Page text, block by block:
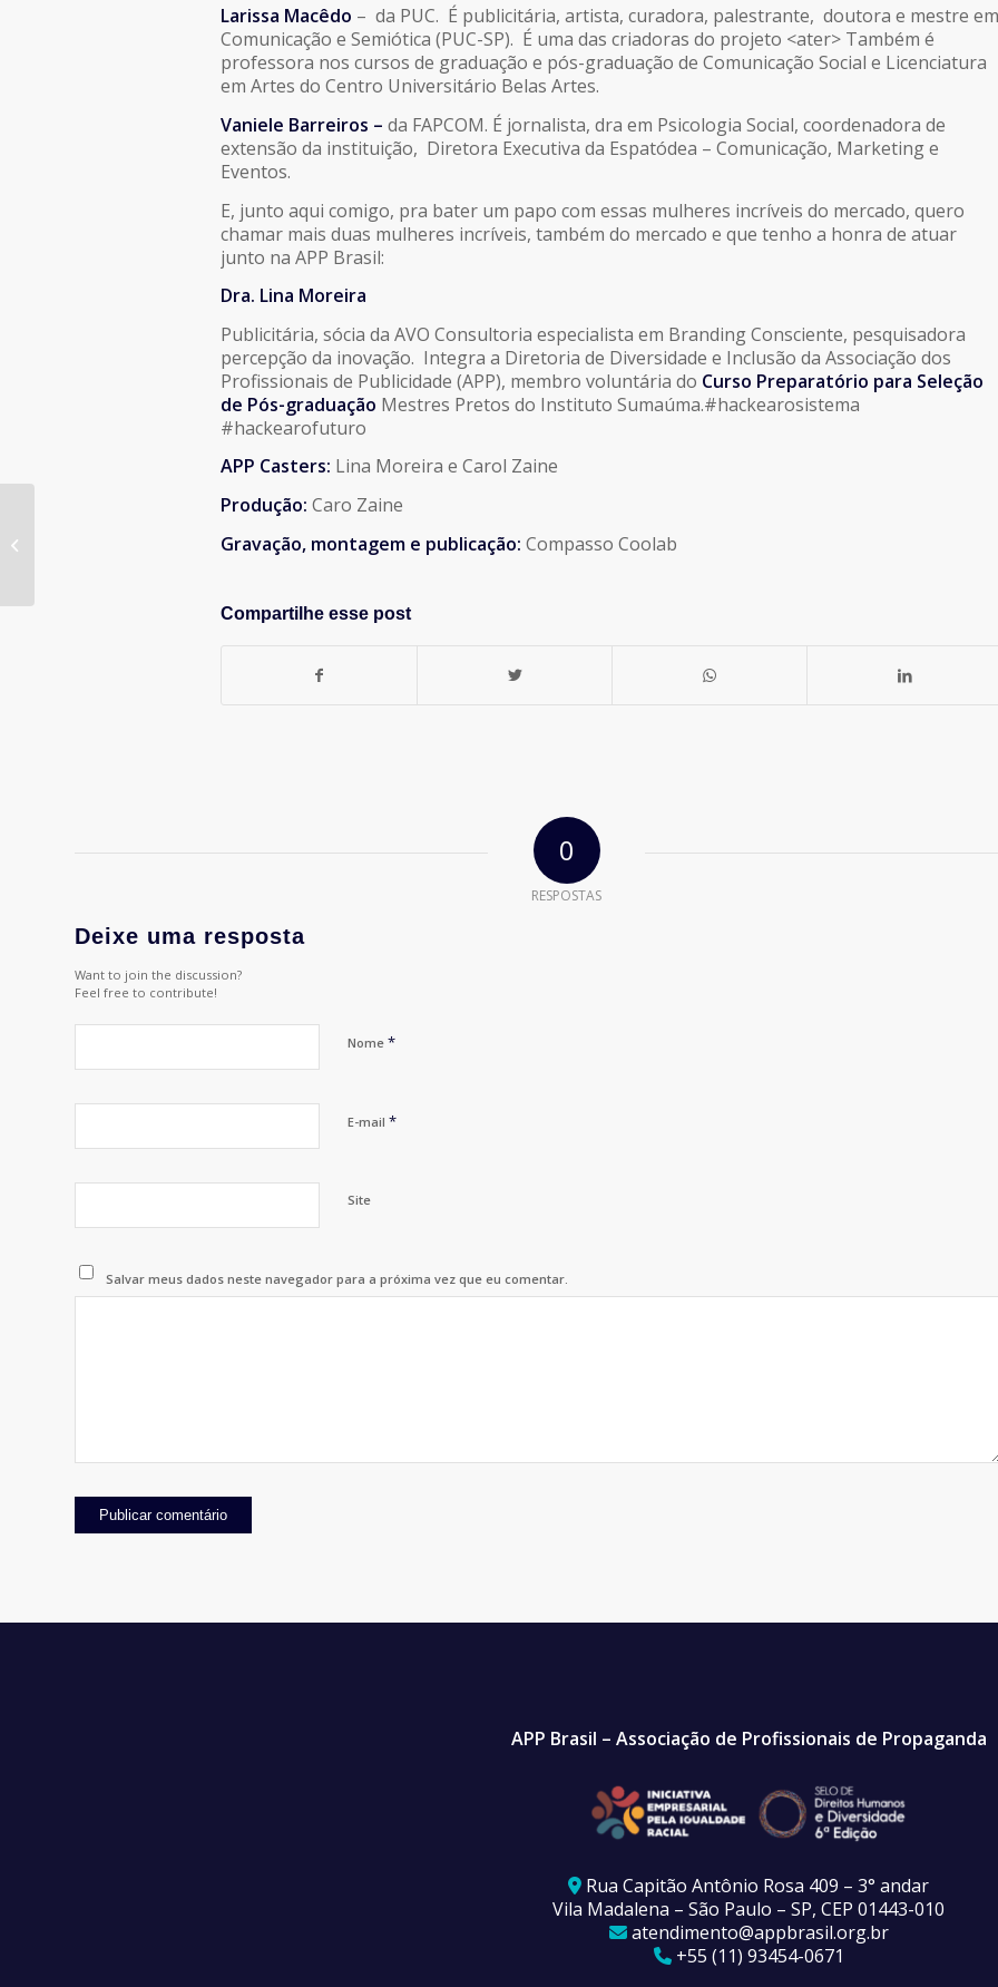
Larissa Macêdo – da PUC. É publicitária, artista, curadora, palestrante, doutora e mestre em
Comunicação e Semiótica (PUC-SP). É uma das criadoras do projeto <ater> Também é
professora nos cursos de graduação e pós-graduação de Comunicação Social e Licenciatura
em Artes do Centro Universitário Belas Artes.
Vaniele Barreiros – da FAPCOM. É jornalista, dra em Psicologia Social, coordenadora de
extensão da instituição, Diretora Executiva da Espatódea – Comunicação, Marketing e
Eventos.
E, junto aqui comigo, pra bater um papo com essas mulheres incríveis do mercado, quero
chamar mais duas mulheres incríveis, também do mercado e que tenho a honra de atuar
junto na APP Brasil:
Dra. Lina Moreira
Publicitária, sócia da AVO Consultoria especialista em Branding Consciente, pesquisadora
percepção da inovação. Integra a Diretoria de Diversidade e Inclusão da Associação dos
Profissionais de Publicidade (APP), membro voluntária do Curso Preparatório para Seleção
de Pós-graduação Mestres Pretos do Instituto Sumaúma.#hackearosistema
#hackearofuturo
APP Casters: Lina Moreira e Carol Zaine
Produção: Caro Zaine
Gravação, montagem e publicação: Compasso Coolab
Compartilhe esse post
0
RESPOSTAS
Deixe uma resposta
Want to join the discussion?
Feel free to contribute!
Nome *
E-mail *
Site
Salvar meus dados neste navegador para a próxima vez que eu comentar.
APP Brasil – Associação de Profissionais de Propaganda
Rua Capitão Antônio Rosa 409 – 3° andar
Vila Madalena – São Paulo – SP, CEP 01443-010
atendimento@appbrasil.org.br
+55 (11) 93454-0671